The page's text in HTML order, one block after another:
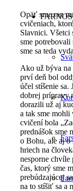
Opäť sme raz
cvičeniach,
Slavnici. Všetci
sme
sme sa teda
Ako už býva
prví deň bol
účel stíšenie sa.
dobrej prípravy
dorazili už aj
a tak sme
cvičení bola
prednášok sme
o Bohu, ale aj
hriech na
nesporne chvíle
čas, ktorý sme
prebúdzajúcej
na to stíšiť sa a